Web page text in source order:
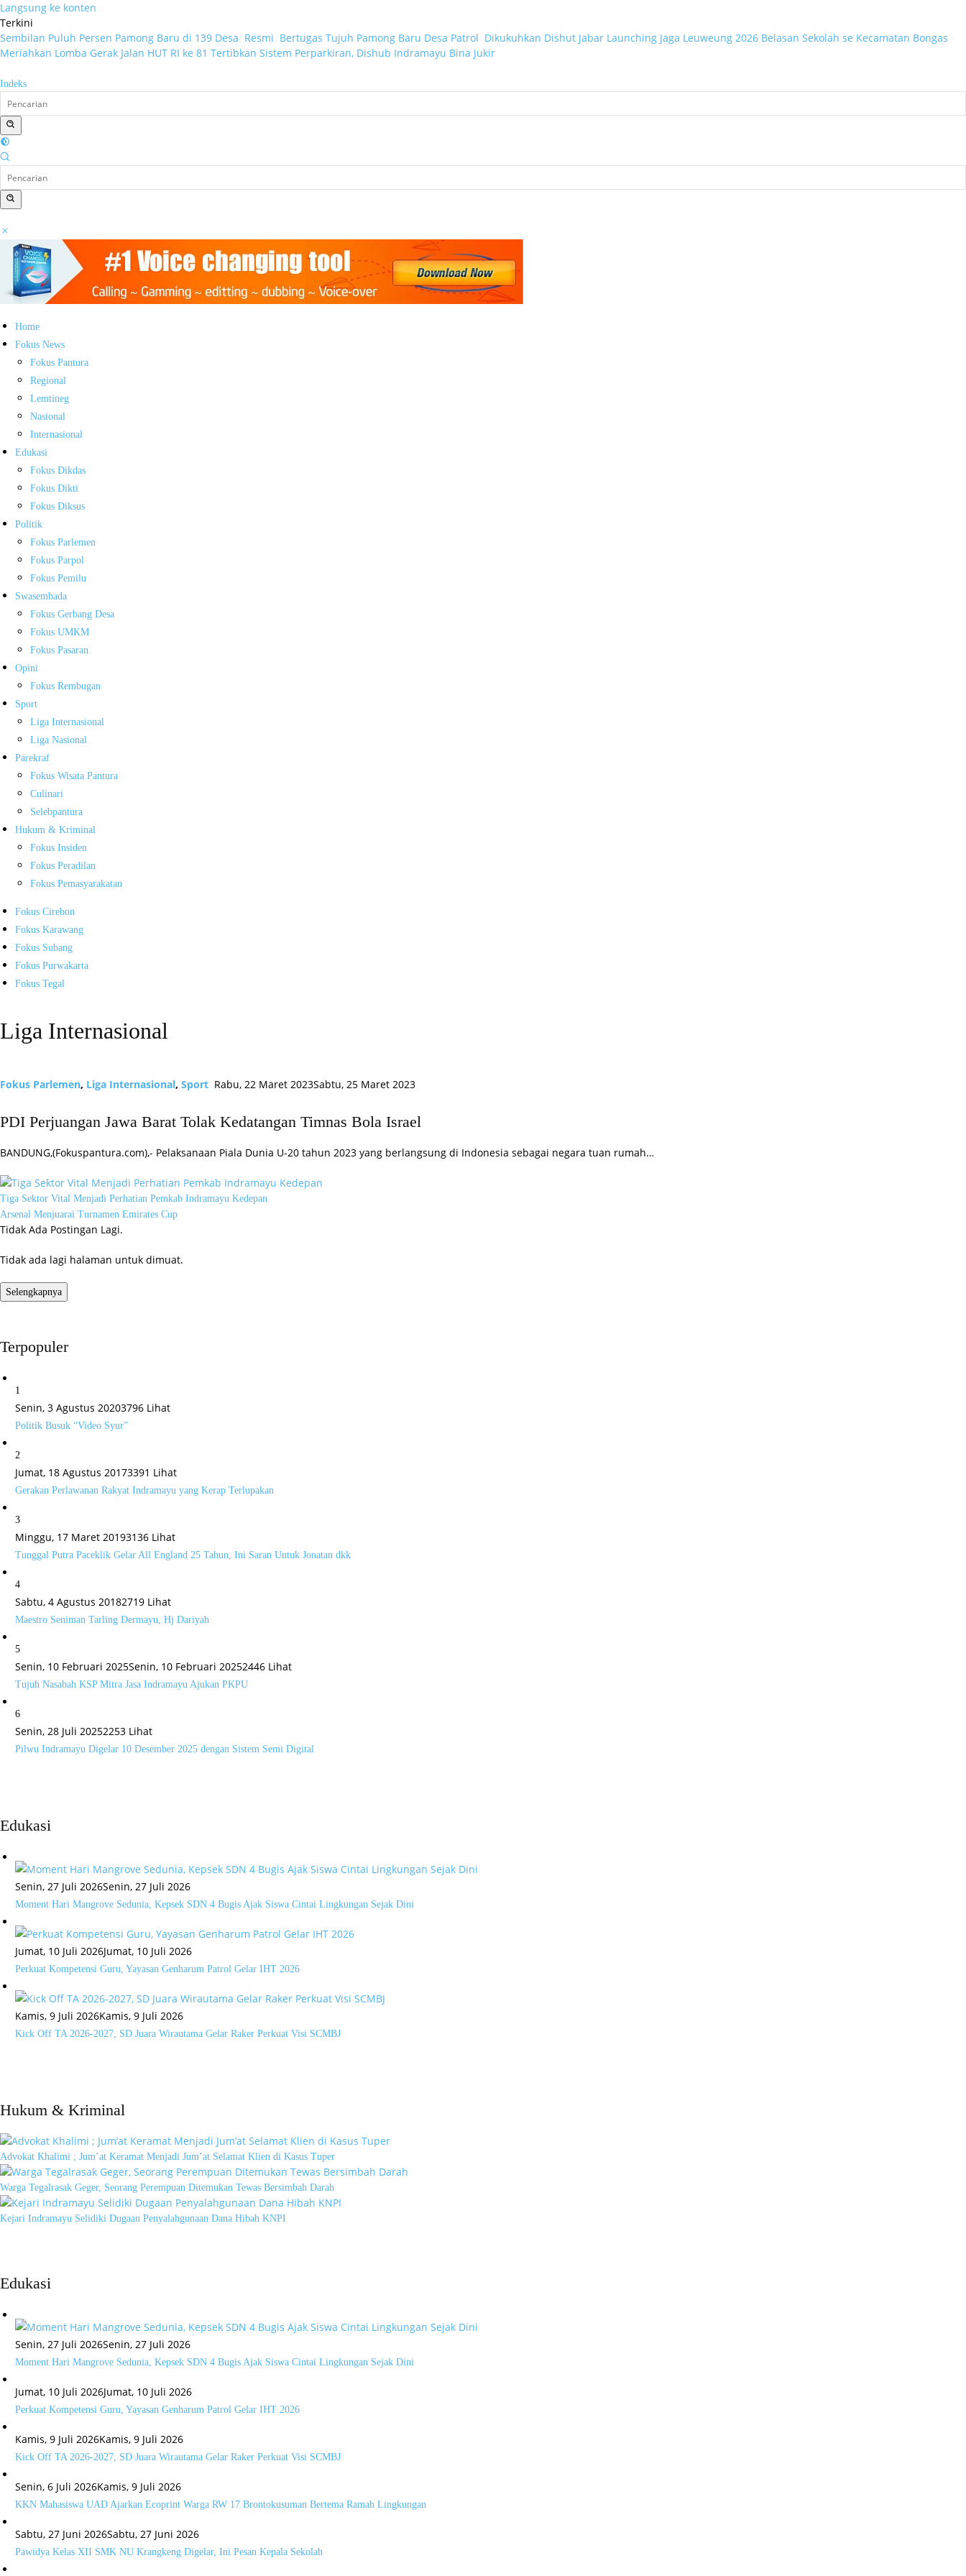
Langsung ke konten
Terkini
Sembilan Puluh Persen Pamong Baru di 139 Desa Resmi Bertugas Tujuh Pamong Baru Desa Patrol Dikukuhkan Dishut Jabar Launching Jaga Leuweung 2026 Belasan Sekolah se Kecamatan Bongas
Meriahkan Lomba Gerak Jalan HUT RI ke 81 Tertibkan Sistem Perparkiran, Dishub Indramayu Bina Jukir
Indeks
Home
Fokus News
Fokus Pantura
Regional
Lemtineg
Nasional
Internasional
Edukasi
Fokus Dikdas
Fokus Dikti
Fokus Diksus
Politik
Fokus Parlemen
Fokus Parpol
Fokus Pemilu
Swasembada
Fokus Gerbang Desa
Fokus UMKM
Fokus Pasaran
Opini
Fokus Rembugan
Sport
Liga Internasional
Liga Nasional
Parekraf
Fokus Wisata Pantura
Culinari
Selebpantura
Hukum & Kriminal
Fokus Insiden
Fokus Peradilan
Fokus Pemasyarakatan
Fokus Cirebon
Fokus Karawang
Fokus Subang
Fokus Purwakarta
Fokus Tegal
Liga Internasional
Fokus Parlemen, Liga Internasional, Sport Rabu, 22 Maret 2023Sabtu, 25 Maret 2023
PDI Perjuangan Jawa Barat Tolak Kedatangan Timnas Bola Israel
BANDUNG,(Fokuspantura.com),- Pelaksanaan Piala Dunia U-20 tahun 2023 yang berlangsung di Indonesia sebagai negara tuan rumah…
Tiga Sektor Vital Menjadi Perhatian Pemkab Indramayu Kedepan
Arsenal Menjuarai Turnamen Emirates Cup
Tidak Ada Postingan Lagi.
Tidak ada lagi halaman untuk dimuat.
Selengkapnya
Terpopuler
1
Senin, 3 Agustus 20203796 Lihat
Politik Busuk “Video Syur”
2
Jumat, 18 Agustus 20173391 Lihat
Gerakan Perlawanan Rakyat Indramayu yang Kerap Terlupakan
3
Minggu, 17 Maret 20193136 Lihat
Tunggal Putra Paceklik Gelar All England 25 Tahun, Ini Saran Untuk Jonatan dkk
4
Sabtu, 4 Agustus 20182719 Lihat
Maestro Seniman Tarling Dermayu, Hj Dariyah
5
Senin, 10 Februari 2025Senin, 10 Februari 20252446 Lihat
Tujuh Nasabah KSP Mitra Jasa Indramayu Ajukan PKPU
6
Senin, 28 Juli 20252253 Lihat
Pilwu Indramayu Digelar 10 Desember 2025 dengan Sistem Semi Digital
Edukasi
Senin, 27 Juli 2026Senin, 27 Juli 2026
Moment Hari Mangrove Sedunia, Kepsek SDN 4 Bugis Ajak Siswa Cintai Lingkungan Sejak Dini
Jumat, 10 Juli 2026Jumat, 10 Juli 2026
Perkuat Kompetensi Guru, Yayasan Genharum Patrol Gelar IHT 2026
Kamis, 9 Juli 2026Kamis, 9 Juli 2026
Kick Off TA 2026-2027, SD Juara Wirautama Gelar Raker Perkuat Visi SCMBJ
Hukum & Kriminal
Advokat Khalimi ; Jum’at Keramat Menjadi Jum’at Selamat Klien di Kasus Tuper
Warga Tegalrasak Geger, Seorang Perempuan Ditemukan Tewas Bersimbah Darah
Kejari Indramayu Selidiki Dugaan Penyalahgunaan Dana Hibah KNPI
Edukasi
Senin, 27 Juli 2026Senin, 27 Juli 2026
Moment Hari Mangrove Sedunia, Kepsek SDN 4 Bugis Ajak Siswa Cintai Lingkungan Sejak Dini
Jumat, 10 Juli 2026Jumat, 10 Juli 2026
Perkuat Kompetensi Guru, Yayasan Genharum Patrol Gelar IHT 2026
Kamis, 9 Juli 2026Kamis, 9 Juli 2026
Kick Off TA 2026-2027, SD Juara Wirautama Gelar Raker Perkuat Visi SCMBJ
Senin, 6 Juli 2026Kamis, 9 Juli 2026
KKN Mahasiswa UAD Ajarkan Ecoprint Warga RW 17 Brontokusuman Bertema Ramah Lingkungan
Sabtu, 27 Juni 2026Sabtu, 27 Juni 2026
Pawidya Kelas XII SMK NU Krangkeng Digelar, Ini Pesan Kepala Sekolah